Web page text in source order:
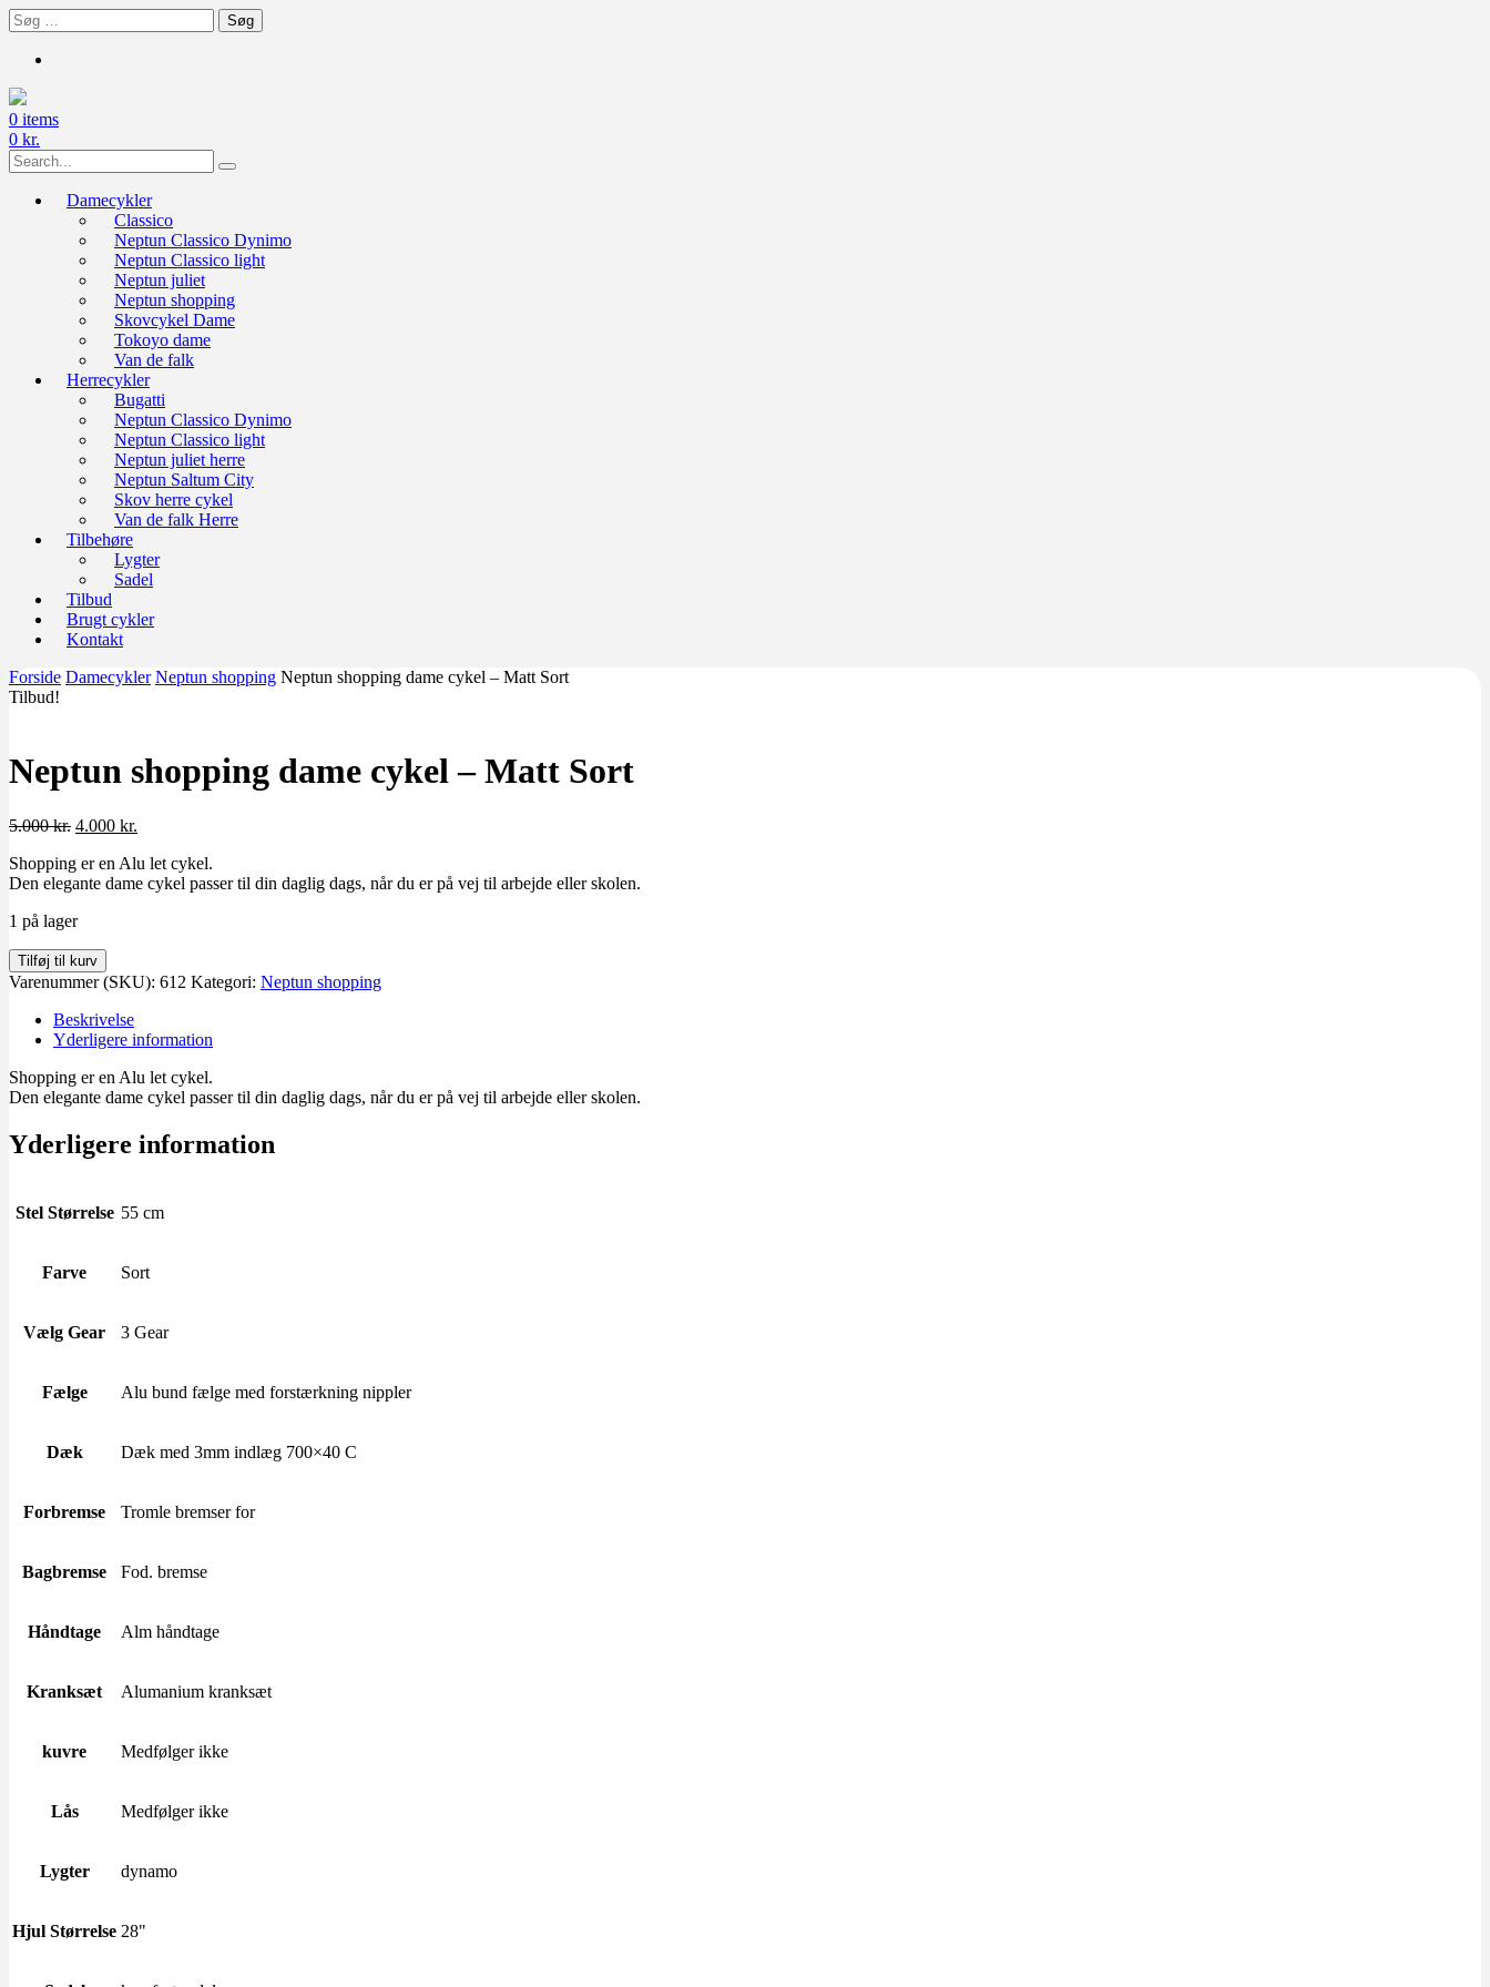
Skip
to
content
Søg
efter:
0 items
0 kr.
Search
for:
Damecykler
Classico
Neptun Classico Dynimo
Neptun Classico light
Neptun juliet
Neptun shopping
Skovcykel Dame
Tokoyo dame
Van de falk
Herrecykler
Bugatti
Neptun Classico Dynimo
Neptun Classico light
Neptun juliet herre
Neptun Saltum City
Skov herre cykel
Van de falk Herre
Tilbehøre
Lygter
Sadel
Tilbud
Brugt cykler
Kontakt
Forside Damecykler Neptun shopping Neptun shopping dame cykel – Matt Sort
Tilbud!
Neptun shopping dame cykel – Matt Sort
5.000kr. Den
pris
var:
4.000 kr.
pris
er:
Shopping er en Alu let cykel.
Den elegante dame cykel passer til din daglig dags, når du er på vej til arbejde eller skolen.
1 på lager
Neptun
shopping
cykel
Sort
antal
Tilføj til kurv
Varenummer (SKU): 612 Kategori: Neptun shopping
Beskrivelse
Yderligere information
Shopping er en Alu let cykel.
Den elegante dame cykel passer til din daglig dags, når du er på vej til arbejde eller skolen.
Yderligere information
Stel Størrelse 55 cm
Farve Sort
Vælg Gear 3 Gear
Fælge Alu bund fælge med forstærkning nippler
Dæk Dæk med 3mm indlæg 700×40 C
Forbremse Tromle bremser for
Bagbremse Fod. bremse
Håndtage Alm håndtage
Kranksæt Alumanium kranksæt
kuvre Medfølger ikke
Lås Medfølger ikke
Lygter dynamo
Hjul Størrelse 28"